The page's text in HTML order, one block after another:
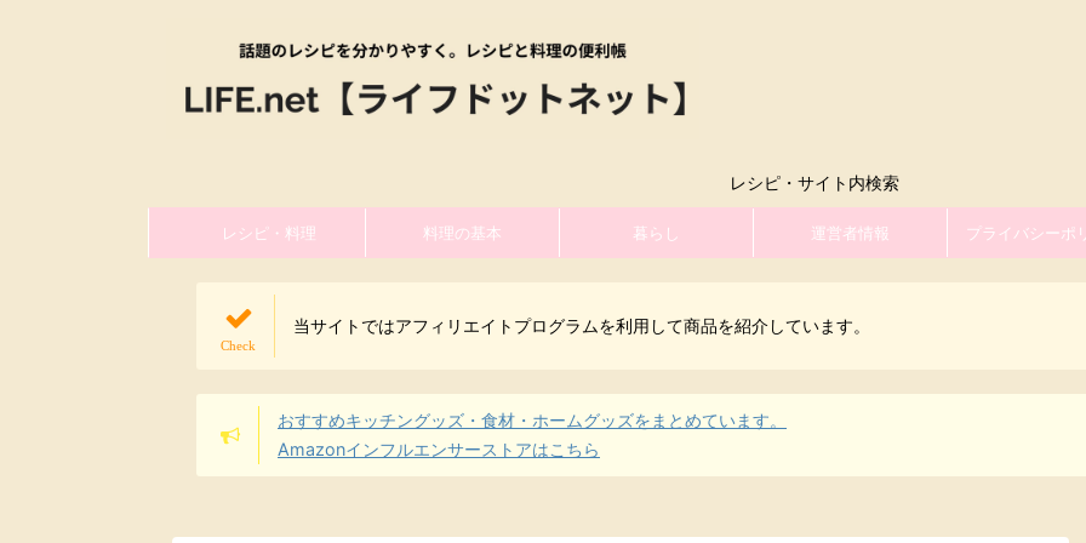
レシピ・サイト内検索
レシピ・料理 料理の基本 暮らし 運営者情報 プライバシーポ
当サイトではアフィリエイトプログラムを利用して商品を紹介しています。
おすすめキッチングッズ・食材・ホームグッズをまとめています。
Amazonインフルエンサーストアはこちら